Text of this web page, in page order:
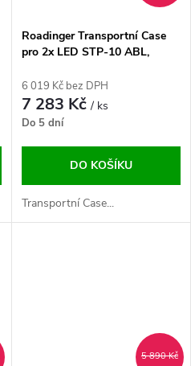
Roadinger Transportní Case
pro 2x LED STP-10 ABL,
6 019 Kč bez DPH
7 283 Kč/ ks
Do 5 dní
DO KOŠÍKU
Transportní Case...
5 890 Kč